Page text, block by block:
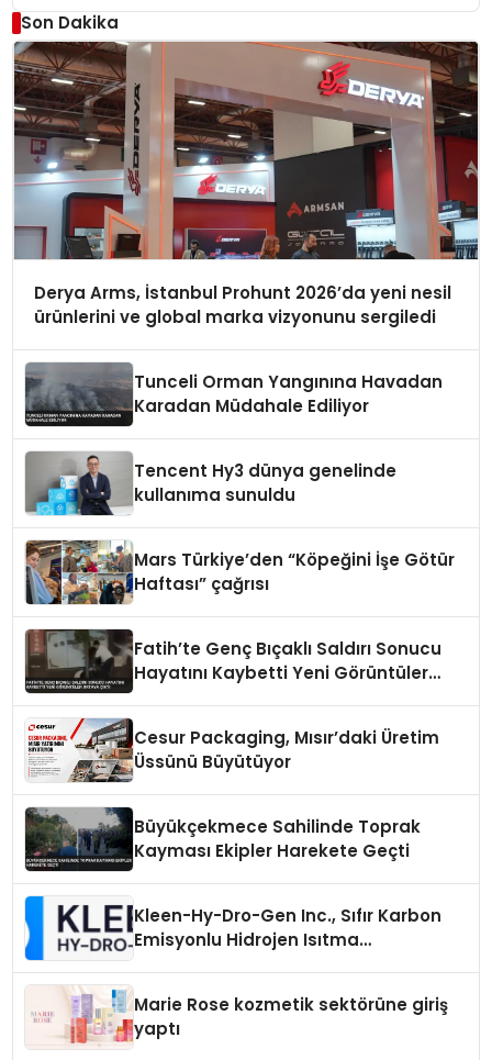
Son Dakika
Derya Arms, İstanbul Prohunt 2026’da yeni nesil
ürünlerini ve global marka vizyonunu sergiledi
Tunceli Orman Yangınına Havadan
Karadan Müdahale Ediliyor
Tencent Hy3 dünya genelinde
kullanıma sunuldu
Mars Türkiye’den “Köpeğini İşe Götür
Haftası” çağrısı
Fatih’te Genç Bıçaklı Saldırı Sonucu
Hayatını Kaybetti Yeni Görüntüler
Cesur Packaging, Mısır’daki Üretim
Üssünü Büyütüyor
Büyükçekmece Sahilinde Toprak
Kayması Ekipler Harekete Geçti
Kleen-Hy-Dro-Gen Inc., Sıfır Karbon
Emisyonlu Hidrojen Isıtma
Marie Rose kozmetik sektörüne giriş
yaptı